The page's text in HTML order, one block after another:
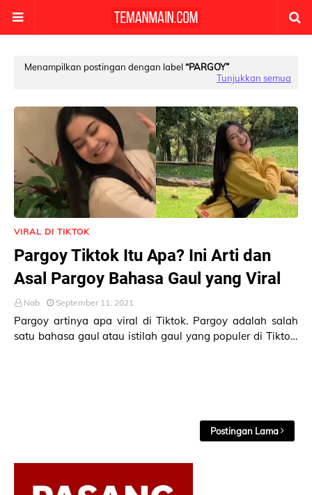
Menampilkan postingan dengan label
PARGOY
Tunjukkan semua
VIRAL DI TIKTOK
Pargoy Tiktok Itu Apa? Ini Arti dan
Asal Pargoy Bahasa Gaul yang Viral
Nab September 11, 2021
Pargoy artinya apa viral di Tiktok. Pargoy adalah salah
satu bahasa gaul atau istilah gaul yang populer di Tiktok.
Postingan Lama